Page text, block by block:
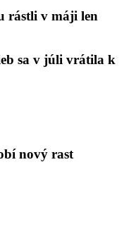
rástli v máji len
sa v júli vrátila k
nový rast